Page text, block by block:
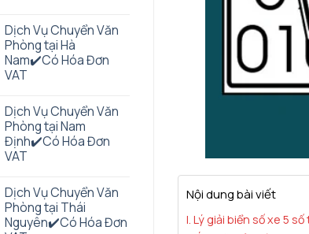
Dịch Vụ Chuyển Văn
Phòng tại Hà
Nam✔️Có Hóa Đơn
VAT
Dịch Vụ Chuyển Văn
Phòng tại Nam
Định✔️Có Hóa Đơn
VAT
Dịch Vụ Chuyển Văn
Phòng tại Thái
Nguyên✔️Có Hóa Đơn
Nội dung bài viết
I. Lý giải biển số xe 5